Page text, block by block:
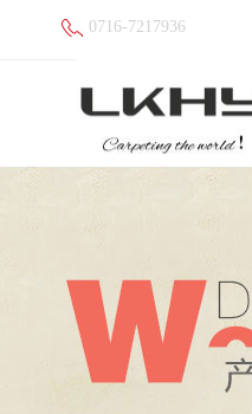
0716-7217936